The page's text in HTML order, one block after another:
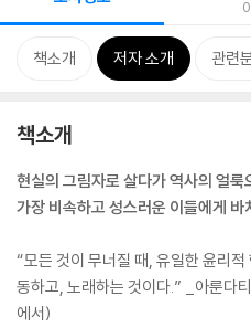
0
책소개 저자 소개 관련
책소개
현실의 그림자로 살다가 역사의 얼룩
가장 비속하고 성스러운 이들에게 바
“모든 것이 무너질 때, 유일한 윤리
동하고, 노래하는 것이다.” _아룬다
에서)